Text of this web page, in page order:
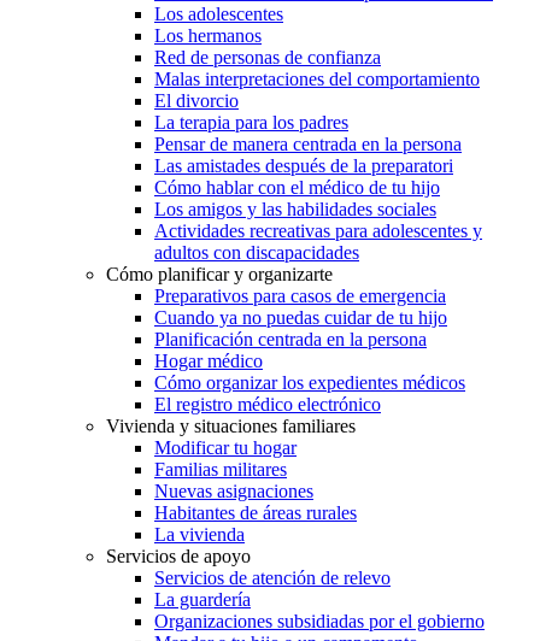
Los adolescentes
Los hermanos
Red de personas de confianza
Malas interpretaciones del comportamiento
El divorcio
La terapia para los padres
Pensar de manera centrada en la persona
Las amistades después de la preparatori
Cómo hablar con el médico de tu hijo
Los amigos y las habilidades sociales
Actividades recreativas para adolescentes y
adultos con discapacidades
Cómo planificar y organizarte
Preparativos para casos de emergencia
Cuando ya no puedas cuidar de tu hijo
Planificación centrada en la persona
Hogar médico
Cómo organizar los expedientes médicos
El registro médico electrónico
Vivienda y situaciones familiares
Modificar tu hogar
Familias militares
Nuevas asignaciones
Habitantes de áreas rurales
La vivienda
Servicios de apoyo
Servicios de atención de relevo
La guardería
Organizaciones subsidiadas por el gobierno